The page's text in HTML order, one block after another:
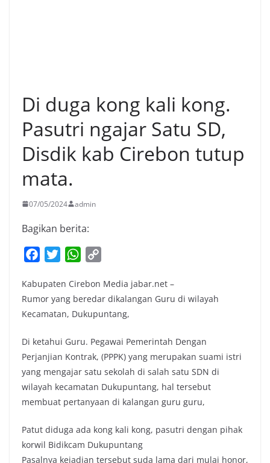
Di duga kong kali kong.
Pasutri ngajar Satu SD,
Disdik kab Cirebon tutup
mata.
07/05/2024 admin
Bagikan berita:
c
e
b
o
k
i
t
t
r
W
a
t
s
p
p
p
y
L
n
k
Kabupaten Cirebon Media jabar.net –
Rumor yang beredar dikalangan Guru di wilayah
Kecamatan, Dukupuntang,
Di ketahui Guru. Pegawai Pemerintah Dengan
Perjanjian Kontrak, (PPPK) yang merupakan suami istri
yang mengajar satu sekolah di salah satu SDN di
wilayah kecamatan Dukupuntang, hal tersebut
membuat pertanyaan di kalangan guru guru,
Patut diduga ada kong kali kong, pasutri dengan pihak
korwil Bidikcam Dukupuntang
Pasalnya kejadian tersebut suda lama dari mulai honor,